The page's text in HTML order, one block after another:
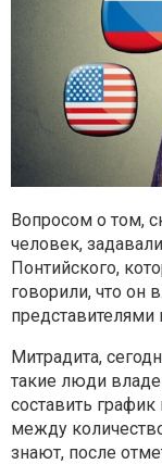
Вопросом о том,
человек,
Понтийского,
говорили, что он
Митрадита,
такие люди
составить
между
знают, после